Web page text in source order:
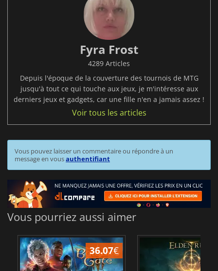
Fyra Frost
4289 Articles
Depuis l'époque de la couverture des tournois de MTG
jusqu'à tout ce qui touche aux jeux, je m'intéresse aux
derniers jeux et gadgets, car une fille n'en a jamais assez !
Voir tous les articles
Vous pouvez laisser un commentaire ou répondre à un
message en vousauthentifiant
Vous pourriez aussi aimer
36.07€